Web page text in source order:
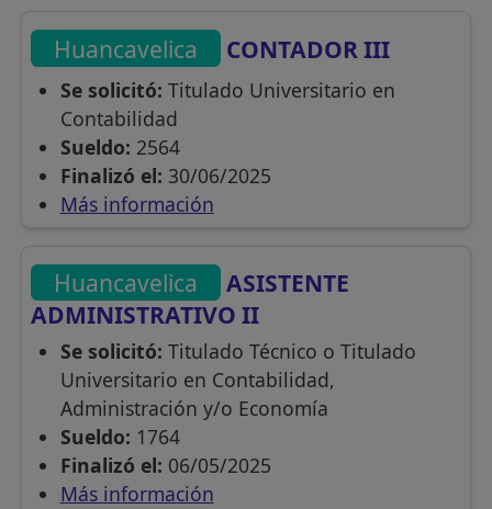
Huancavelica CONTADOR III
Se solicitó: Titulado Universitario en
Contabilidad
Sueldo: 2564
Finalizó el: 30/06/2025
Más información
Huancavelica
ASISTENTE
ADMINISTRATIVO II
Se solicitó: Titulado Técnico o Titulado
Universitario en Contabilidad,
Administración y/o Economía
Sueldo: 1764
Finalizó el: 06/05/2025
Más información